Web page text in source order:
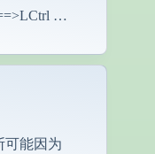
…
可能因为